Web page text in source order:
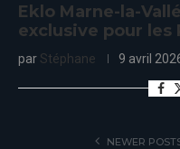
Eklo Marne-la-
exclusive pour les
par Stéphane 9 avril
NEWER